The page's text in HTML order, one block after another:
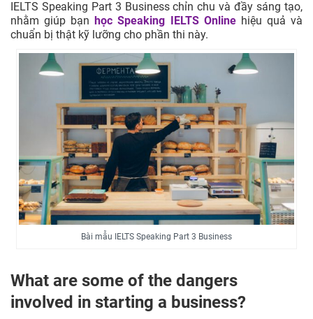
IELTS Speaking Part 3 Business chỉn chu và đầy sáng tạo,
nhằm giúp bạnhọc Speaking IELTS Onlinehiệu quả và
chuẩn bị thật kỹ lưỡng cho phần thi này.
Bài mẫu IELTS Speaking Part 3 Business
What are some of the dangers
involved in starting a business?